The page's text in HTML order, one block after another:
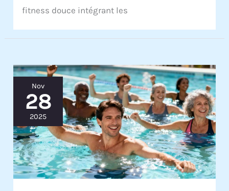
fitness douce intégrant les
Nov
28
2025